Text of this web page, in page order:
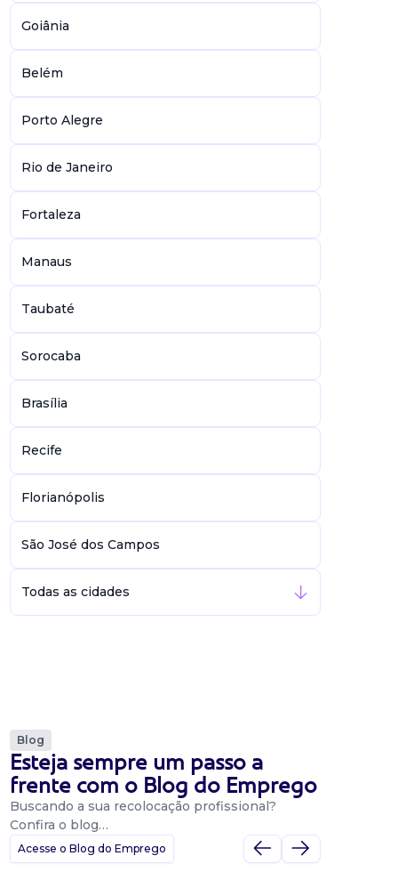
Goiânia
Belém
Porto Alegre
Rio de Janeiro
Fortaleza
Manaus
Taubaté
Sorocaba
Brasília
Recife
Florianópolis
São José dos Campos
Todas as cidades
Blog
Esteja sempre um passo a
frente com o Blog do Emprego
Buscando a sua recolocação profissional?
Confira o blog…
Acesse o Blog do Emprego